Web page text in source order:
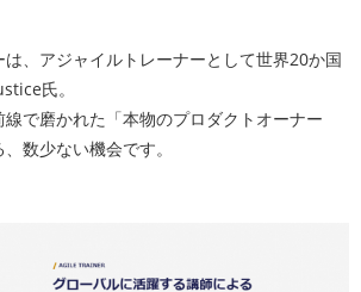
、アジャイルトレーナーとして世界20か国
氏。
で磨かれた「本物のプロダクトオーナー
数少ない機会です。